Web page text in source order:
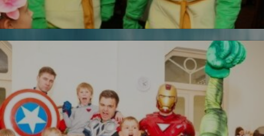
УЗНАТЬ БОЛЬШЕ
Черепашки ниндзя
Новинка!
Бесплатная фотосъемка *
УЗНАТЬ БОЛЬШЕ